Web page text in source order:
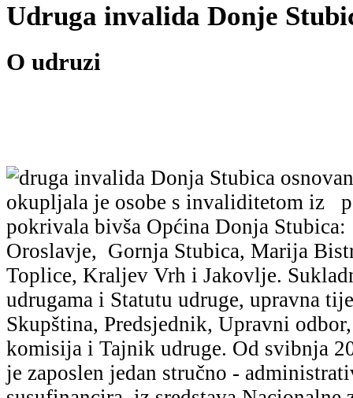
Udruga invalida Donje
O udruzi
druga invalida Donja Stubica
okupljala je osobe s invaliditetom iz
pokrivala bivša Općina Donja
Oroslavje, Gornja Stubica, Marija
Toplice, Kraljev Vrh i Jakovlje.
udrugama i Statutu udruge, upravna
Skupština, Predsjednik, Upravni
komisija i Tajnik udruge. Od svibnja
je zaposlen jedan stručno -